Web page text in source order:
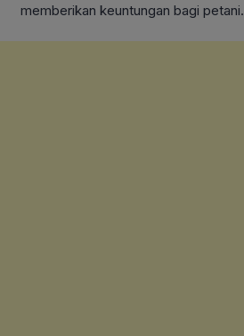
memberikan keuntungan bagi petani.